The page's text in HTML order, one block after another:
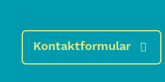
Kontaktformular